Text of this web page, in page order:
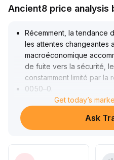
Ancient8 price analysis
Récemment, la tendance
les attentes changeantes
macroéconomique
de fuite vers la sécurité,
constamment limité par la
0050–0
S’ajoutent la divergence
technologiques ainsi que
l’aversion pour le risque
Get today’s
Ask